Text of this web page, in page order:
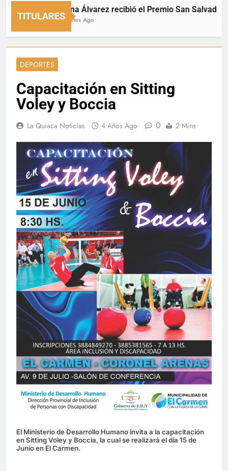
TITULARES
Luciana Álvarez recibió el Premio San Salvador: La
25 Minutos Ago
DEPORTES
Capacitación en Sitting
Voley y Boccia
La Quiaca Noticias 4 Años Ago 0 2 Mins
El Ministerio de Desarrollo Humano invita a la capacitación
en Sitting Voley y Boccia, la cual se realizará el día 15 de
Junio en El Carmen.